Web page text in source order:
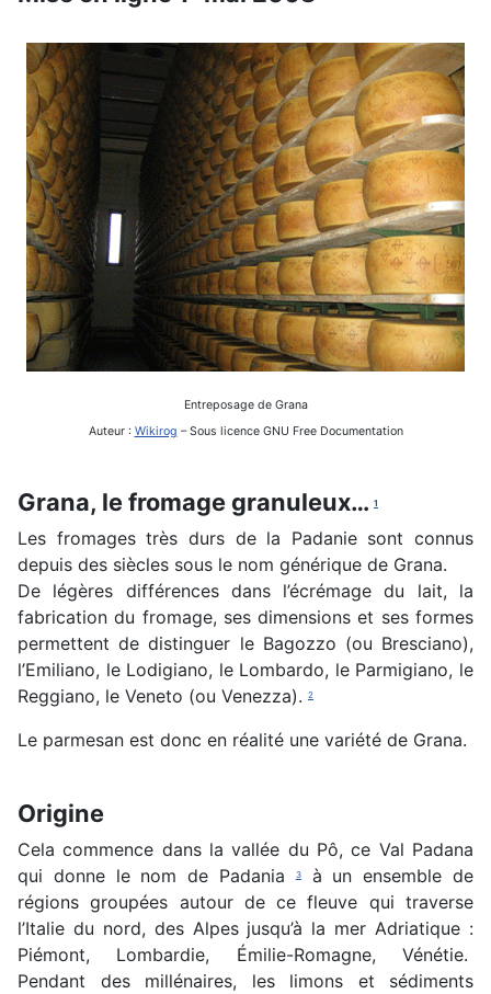
Entreposage de Grana
Auteur : Wikirog – Sous licence GNU Free Documentation
Grana, le fromage granuleux… 1
Les fromages très durs de la Padanie sont connus
depuis des siècles sous le nom générique de Grana.
De légères différences dans l’écrémage du lait, la
fabrication du fromage, ses dimensions et ses formes
permettent de distinguer le Bagozzo (ou Bresciano),
l’Emiliano, le Lodigiano, le Lombardo, le Parmigiano, le
Reggiano, le Veneto (ou Venezza). 2
Le parmesan est donc en réalité une variété de Grana.
Origine
Cela commence dans la vallée du Pô, ce Val Padana
qui donne le nom de Padania3à un ensemble de
régions groupées autour de ce fleuve qui traverse
l’Italie du nord, des Alpes jusqu’à la mer Adriatique :
Piémont, Lombardie, Émilie-Romagne, Vénétie.
Pendant des millénaires, les limons et sédiments